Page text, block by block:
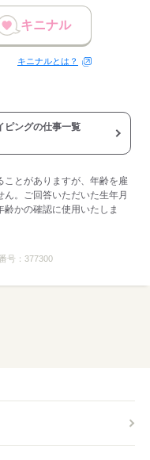
キニナル
キニナルとは？
ピングの仕事一覧
ことがありますが、年齢を雇
。ご回答いただいた生年月
かの確認に使用いたしま
号： 377300